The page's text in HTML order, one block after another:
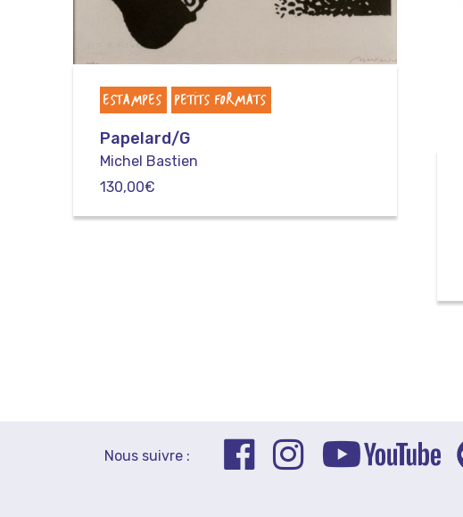
ESTAMPES PETITS FORMATS
Papelard/G
Michel Bastien
130,00€
Nous suivre :